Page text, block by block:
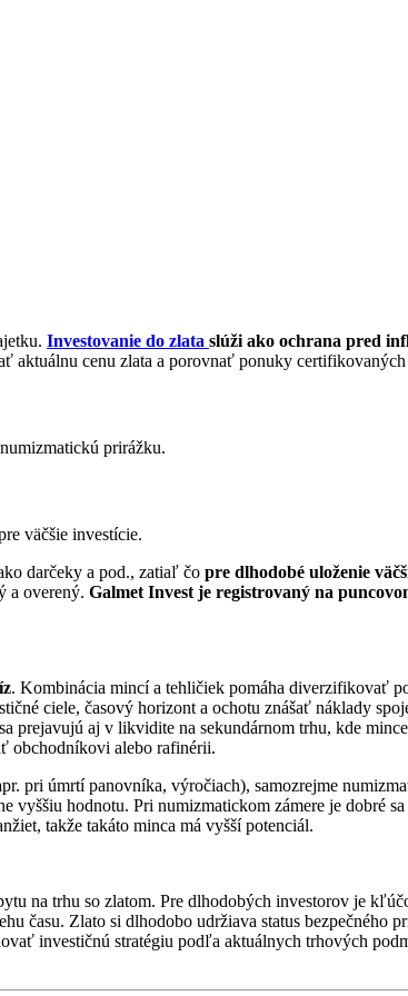
Investovanie do zlata slúži ako ochrana pred
aktuálnu cenu zlata a porovnať ponuky certifikovaných
prirážku.
väčšie investície.
darčeky a pod., zatiaľ čo pre dlhodobé uloženie
a overený. Galmet Invest je registrovaný na
. Kombinácia mincí a tehličiek pomáha diverzifikovať
ciele, časový horizont a ochotu znášať náklady
aj v likvidite na sekundárnom trhu, kde
obchodníkovi alebo rafinérii.
pri úmrtí panovníka, výročiach), samozrejme
vyššiu hodnotu. Pri numizmatickom zámere je dobré
takže takáto minca má vyšší potenciál.
na trhu so zlatom. Pre dlhodobých investorov je
času. Zlato si dlhodobo udržiava status bezpečného
investičnú stratégiu podľa aktuálnych trhových